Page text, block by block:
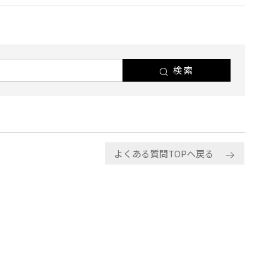
検索
よくある質問TOPへ戻る